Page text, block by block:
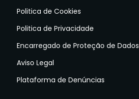
Politica de Cookies
Politica de Privacidade
Encarregado de Proteção de Dados
Aviso Legal
Plataforma de Denúncias